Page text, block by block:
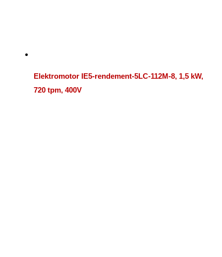
Elektromotor IE5-rendement-5LC-112M-8, 1,5 kW,
720 tpm, 400V